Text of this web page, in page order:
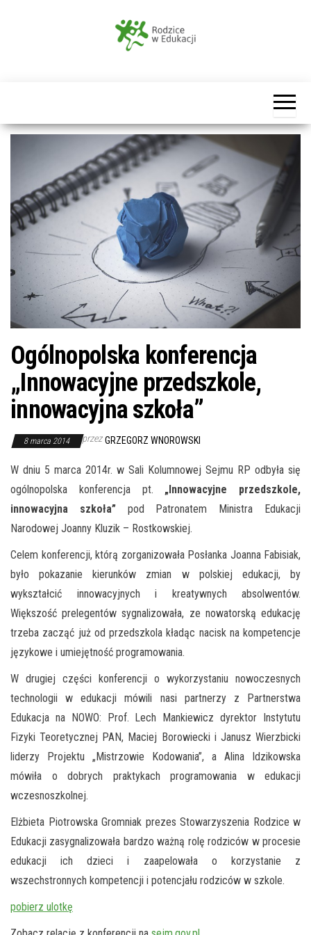
Ogólnopolska konferencja
„Innowacyjne przedszkole,
innowacyjna szkoła”
8 marca 2014 przez GRZEGORZ WNOROWSKI
W dniu 5 marca 2014r. w Sali Kolumnowej Sejmu RP odbyła się
ogólnopolska konferencja pt. „Innowacyjne przedszkole,
innowacyjna szkoła”pod Patronatem Ministra Edukacji
Narodowej Joanny Kluzik – Rostkowskiej.
Celem konferencji, którą zorganizowała Posłanka Joanna Fabisiak,
było pokazanie kierunków zmian w polskiej edukacji, by
wykształcić innowacyjnych i kreatywnych absolwentów.
Większość prelegentów sygnalizowała, ze nowatorską edukację
trzeba zacząć już od przedszkola kładąc nacisk na kompetencje
językowe i umiejętność programowania.
W drugiej części konferencji o wykorzystaniu nowoczesnych
technologii w edukacji mówili nasi partnerzy z Partnerstwa
Edukacja na NOWO: Prof. Lech Mankiewicz dyrektor Instytutu
Fizyki Teoretycznej PAN, Maciej Borowiecki i Janusz Wierzbicki
liderzy Projektu „Mistrzowie Kodowania”, a Alina Idzikowska
mówiła o dobrych praktykach programowania w edukacji
wczesnoszkolnej.
Elżbieta Piotrowska Gromniak prezes Stowarzyszenia Rodzice w
Edukacji zasygnalizowała bardzo ważną rolę rodziców w procesie
edukacji ich dzieci i zaapelowała o korzystanie z
wszechstronnych kompetencji i potencjału rodziców w szkole.
pobierz ulotkę